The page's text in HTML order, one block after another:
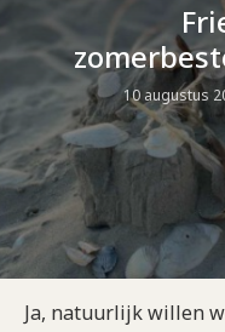
10 augustus
Ja, natuurlijk willen